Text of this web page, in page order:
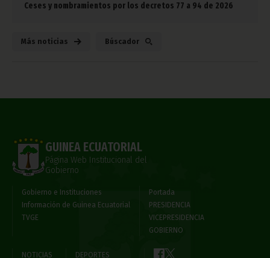
Ceses y nombramientos por los decretos 77 a 94 de 2026
Más noticias Búscador
GUINEA ECUATORIAL
Página Web Institucional del
Gobierno
Gobierno e Instituciones
Información de Guinea Ecuatorial
TVGE
Portada
PRESIDENCIA
VICEPRESIDENCIA
GOBIERNO
NOTICIAS DEPORTES